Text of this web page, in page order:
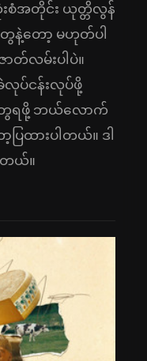
စံအတိုင်း ယုတ္တိလွန်
နဲ့တော့ မဟုတ်ပါ
ာတ်လမ်းပါပဲ။
လုပ်ငန်းလုပ်ဖို့
တွေရဖို့ ဘယ်လောက်
ထားပါတယ်။ ဒါ
တယ်။